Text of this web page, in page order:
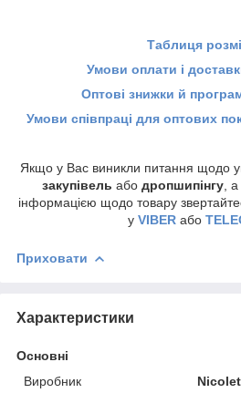
Таблиця
Умови оплати і
Оптові знижки й
Умови співпраці для оптових
Якщо у Вас виникли питання щодо
закупівель або дропшипінгу ,
інформацією щодо товару
у VIBER або
Приховати
Характеристики
Основні
Виробник